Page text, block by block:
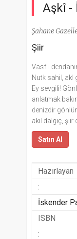
Aşkî -
Şahane
Şiir
Vasf-ı
Nutk sahil, akl
Ey sevgili!
anlatmak
denizdir
akıl dalgıç,
Satın Al
Hazırlayan
:
İskender
ISBN
: